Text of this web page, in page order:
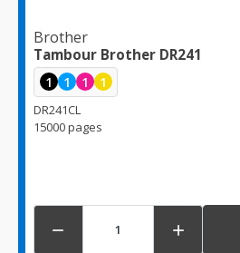
Brother
Tambour Brother DR241
1 1 1 1
DR241CL
15000 pages
 